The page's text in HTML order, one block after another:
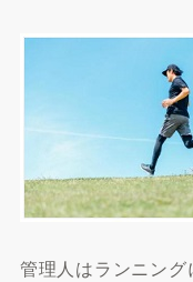
管理人はランニン